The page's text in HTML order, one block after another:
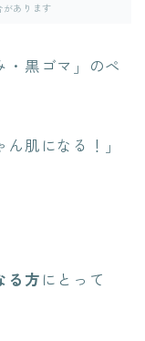
あります
・黒ゴマ」のペ
肌になる！」
る方 にとって